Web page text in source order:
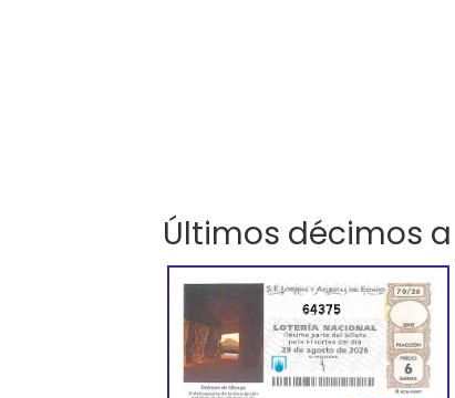
Últimos décimos
64375